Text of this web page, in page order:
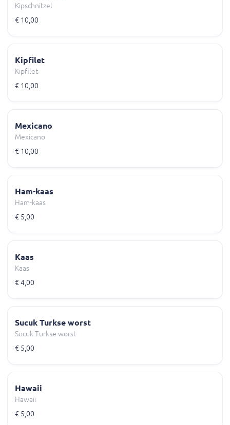
Kipschnitzel
€ 10,00
Kipfilet
Kipfilet
€ 10,00
Mexicano
Mexicano
€ 10,00
Ham-kaas
Ham-kaas
€ 5,00
Kaas
Kaas
€ 4,00
Sucuk Turkse worst
Sucuk Turkse worst
€ 5,00
Hawaii
Hawaii
€ 5,00